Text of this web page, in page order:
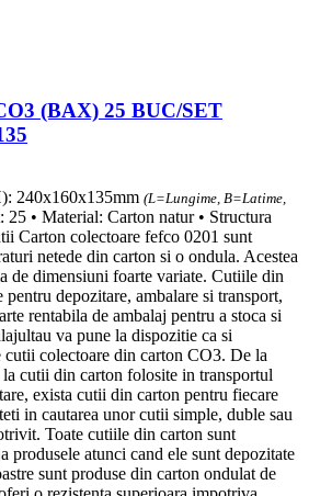
(BAX) 25 BUC/SET
240x160x135mm (L=Lungime, B=Latime,
25 • Material: Carton natur • Structura
Carton colectoare fefco 0201 sunt
netede din carton si o ondula. Acestea
de dimensiuni foarte variate. Cutiile din
depozitare, ambalare si transport,
rentabila de ambalaj pentru a stoca si
va pune la dispozitie ca si
cutii colectoare din carton CO3. De la
cutii din carton folosite in transportul
exista cutii din carton pentru fiecare
in cautarea unor cutii simple, duble sau
Toate cutiile din carton sunt
produsele atunci cand ele sunt depozitate
sunt produse din carton ondulat de